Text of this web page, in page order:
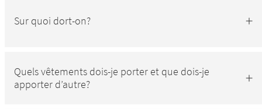
Sur quoi dort-on?
Quels vêtements dois-je porter et que dois-je
apporter d’autre?